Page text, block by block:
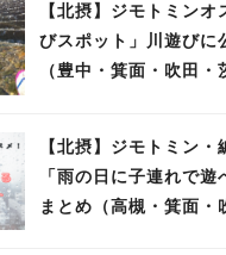
【北摂】ジモトミン
びスポット」川遊びに
（豊中・箕面・吹田・
【北摂】ジモトミン・
「雨の日に子連れで遊
まとめ（高槻・箕面・